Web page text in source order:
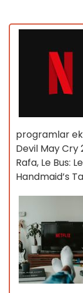
programlar
Devil May Cry
Rafa, Le Bus:
Handmaid’s